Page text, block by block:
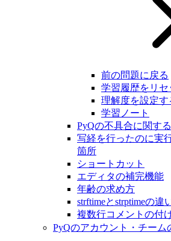
前の問題に戻る
学習履歴をリセ
理解度を設定す
学習ノート
PyQの不具合に関す
写経を行ったのに実
箇所
ショートカット
エディタの補完機能
年齢の求め方
strftimeとstrptimeの違
複数行コメントの付
PyQのアカウント・チーム